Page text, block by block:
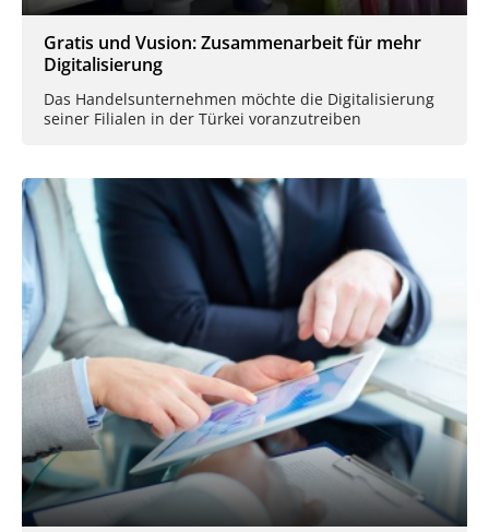
Gratis und Vusion: Zusammenarbeit für mehr
Digitalisierung
Das Handelsunternehmen möchte die Digitalisierung
seiner Filialen in der Türkei voranzutreiben